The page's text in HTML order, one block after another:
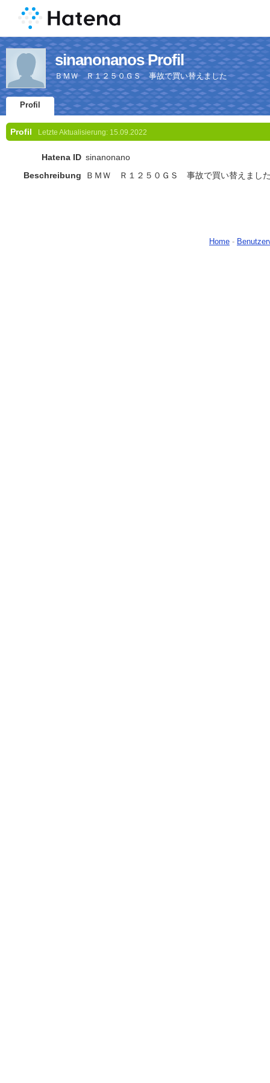
sinanonanos Profil
ＢＭＷ Ｒ１２５０ＧＳ 事故で買い替えました
Profil
Profil Letzte Aktualisierung: 15.09.2022
Hatena ID sinanonano
Beschreibung
ＢＭＷ Ｒ１２５０ＧＳ 事故で買い替えまし
Home -